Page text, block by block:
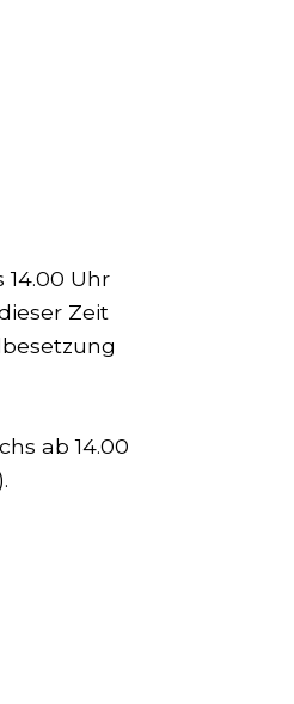
Uhr
Zeit
ab 14.00